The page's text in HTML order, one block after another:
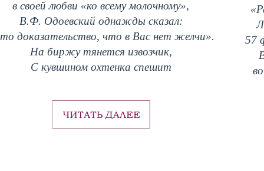
в своей любви «ко всему молочному»,
В.Ф. Одоевский однажды сказал:
доказательство, что в Вас нет желчи».
На биржу тянется извозчик,
С кувшином охтенка спешит
57